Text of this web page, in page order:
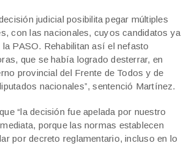
judicial posibilita pegar múltiples
con las nacionales, cuyos candidatos ya
PASO. Rehabilitan así el nefasto
que se había logrado desterrar, en
provincial del Frente de Todos y de
nacionales”, sentenció Martínez.
“la decisión fue apelada por nuestro
porque las normas establecen
por decreto reglamentario, incluso en lo